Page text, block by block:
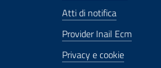
Atti di notifica
Provider Inail Ecm
Privacy e cookie